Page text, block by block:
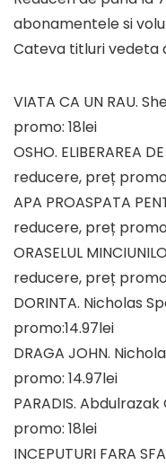
abonamentele si
Cateva titluri vedeta
VIATA CA UN RAU.
promo: 18lei
OSHO. ELIBERAREA
reducere, preț
APA PROASPATA
reducere, preț
ORASELUL
reducere, preț
DORINTA. Nicholas
promo:14.97lei
DRAGA JOHN.
promo: 14.97lei
PARADIS.
promo: 18lei
INCEPUTURI FARA